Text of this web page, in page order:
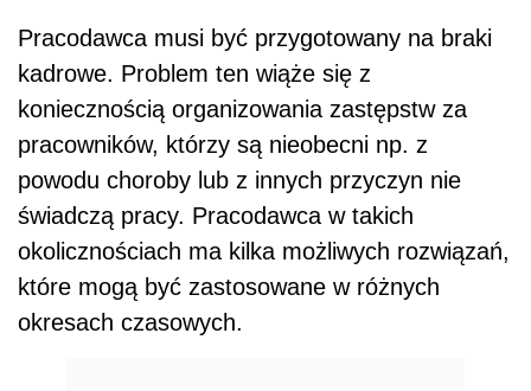
Pracodawca musi być przygotowany na braki
kadrowe. Problem ten wiąże się z
koniecznością organizowania zastępstw za
pracowników, którzy są nieobecni np. z
powodu choroby lub z innych przyczyn nie
świadczą pracy. Pracodawca w takich
okolicznościach ma kilka możliwych rozwiązań,
które mogą być zastosowane w różnych
okresach czasowych.